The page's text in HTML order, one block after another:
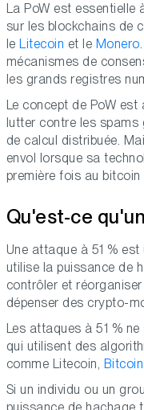
La PoW est essentielle
sur les blockchains de
leLitecoin et le Monero
mécanismes de
les grands registres
Le concept de PoW
lutter contre les spams
de calcul distribuée.
envol lorsque sa
première fois au
Qu'est-ce
Une attaque à 51 %
utilise la puissance de
contrôler et réorganiser
dépenser des crypto-
Les attaques à 51 %
qui utilisent des
comme Litecoin,
Si un individu ou un